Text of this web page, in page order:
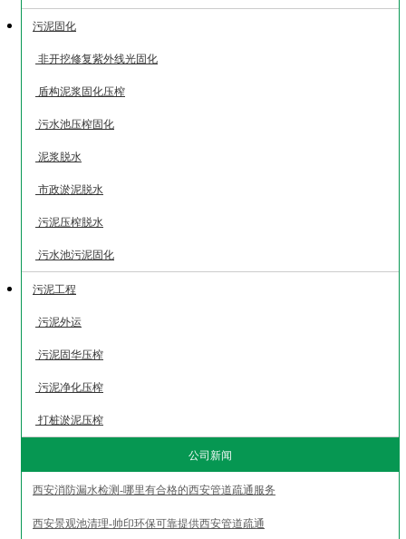
污泥固化
非开挖修复紫外线光固化
盾构泥浆固化压榨
污水池压榨固化
泥浆脱水
市政淤泥脱水
污泥压榨脱水
污水池污泥固化
污泥工程
污泥外运
污泥固华压榨
污泥净化压榨
打桩淤泥压榨
公司新闻
西安消防漏水检测-哪里有合格的西安管道疏通服务
西安景观池清理-帅印环保可靠提供西安管道疏通